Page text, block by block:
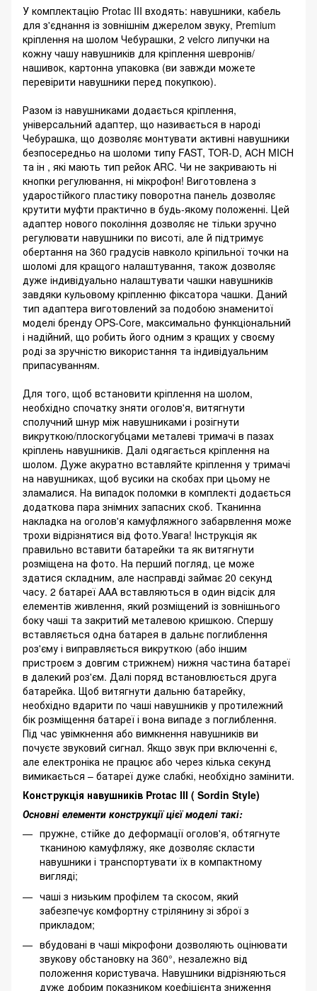
У комплектацію Protac III входять: навушники, кабель
для з'єднання із зовнішнім джерелом звуку, Premium
кріплення на шолом Чебурашки, 2 velcro липучки на
кожну чашу навушників для кріплення шевронів/
нашивок, картонна упаковка (ви завжди можете
перевірити навушники перед покупкою).
Разом із навушниками додається кріплення,
універсальний адаптер, що називається в народі
Чебурашка, що дозволяє монтувати активні навушники
безпосередньо на шоломи типу FAST, TOR-D, ACH MICH
та ін , які мають тип рейок ARC. Чи не закривають ні
кнопки регулювання, ні мікрофон! Виготовлена ​​з
ударостійкого пластику поворотна панель дозволяє
крутити муфти практично в будь-якому положенні. Цей
адаптер нового покоління дозволяє не тільки зручно
регулювати навушники по висоті, але й підтримує
обертання на 360 градусів навколо кріпильної точки на
шоломі для кращого налаштування, також дозволяє
дуже індивідуально налаштувати чашки навушників
завдяки кульовому кріпленню фіксатора чашки. Даний
тип адаптера виготовлений за подобою знаменитої
моделі бренду OPS-Core, максимально функціональний
і надійний, що робить його одним з кращих у своєму
роді за зручністю використання та індивідуальним
припасуванням.
Для того, щоб встановити кріплення на шолом,
необхідно спочатку зняти оголов'я, витягнути
сполучний шнур між навушниками і розігнути
викруткою/плоскогубцами металеві тримачі в пазах
кріплень навушників. Далі одягається кріплення на
шолом. Дуже акуратно вставляйте кріплення у тримачі
на навушниках, щоб вусики на скобах при цьому не
зламалися. На випадок поломки в комплекті додається
додаткова пара знімних запасних скоб. Тканинна
накладка на оголов'я камуфляжного забарвлення може
трохи відрізнятися від фото.Увага! Інструкція як
правильно вставити батарейки та як витягнути
розміщена на фото. На перший погляд, це може
здатися складним, але насправді займає 20 секунд
часу. 2 батареї AAA вставляються в один відсік для
елементів живлення, який розміщений із зовнішнього
боку чаші та закритий металевою кришкою. Спершу
вставляється одна батарея в дальнє поглиблення
роз'єму і виправляється викруткою (або іншим
пристроєм з довгим стрижнем) нижня частина батареї
в далекий роз'єм. Далі поряд встановлюється друга
батарейка. Щоб витягнути дальню батарейку,
необхідно вдарити по чаші навушників у протилежний
бік розміщення батареї і вона випаде з поглиблення.
Під час увімкнення або вимкнення навушників ви
почуєте звуковий сигнал. Якщо звук при включенні є,
але електроніка не працює або через кілька секунд
вимикається – батареї дуже слабкі, необхідно замінити.
Конструкція навушників Protac III ( Sordin Style)
Основні елементи конструкції цієї моделі такі:
пружне, стійке до деформації оголов'я, обтягнуте
тканиною камуфляжу, яке дозволяє скласти
навушники і транспортувати їх в компактному
вигляді;
чаші з низьким профілем та скосом, який
забезпечує комфортну стрілянину зі зброї з
прикладом;
вбудовані в чаші мікрофони дозволяють оцінювати
звукову обстановку на 360°, незалежно від
положення користувача. Навушники відрізняються
дуже добрим показником коефіцієнта зниження